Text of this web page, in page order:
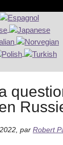
par Robert